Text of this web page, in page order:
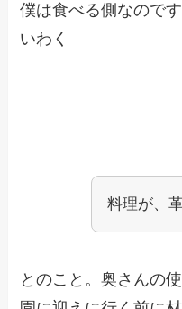
僕は食べる側なので
いわく
料理が、
とのこと。奥さんの